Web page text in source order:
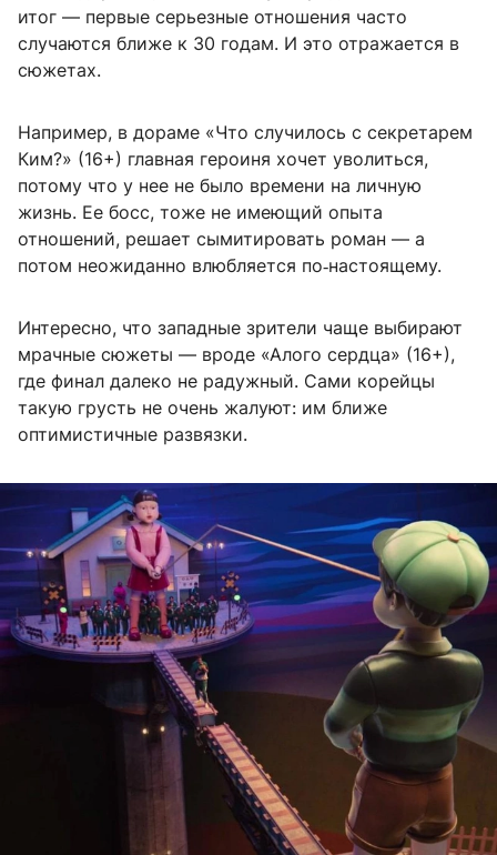
итог — первые серьезные отношения часто
случаются ближе к 30 годам. И это отражается в
сюжетах.
Например, в дораме «Что случилось с секретарем
Ким?» (16+) главная героиня хочет уволиться,
потому что у нее не было времени на личную
жизнь. Ее босс, тоже не имеющий опыта
отношений, решает сымитировать роман — а
потом неожиданно влюбляется по‑настоящему.
Интересно, что западные зрители чаще выбирают
мрачные сюжеты — вроде «Алого сердца» (16+),
где финал далеко не радужный. Сами корейцы
такую грусть не очень жалуют: им ближе
оптимистичные развязки.